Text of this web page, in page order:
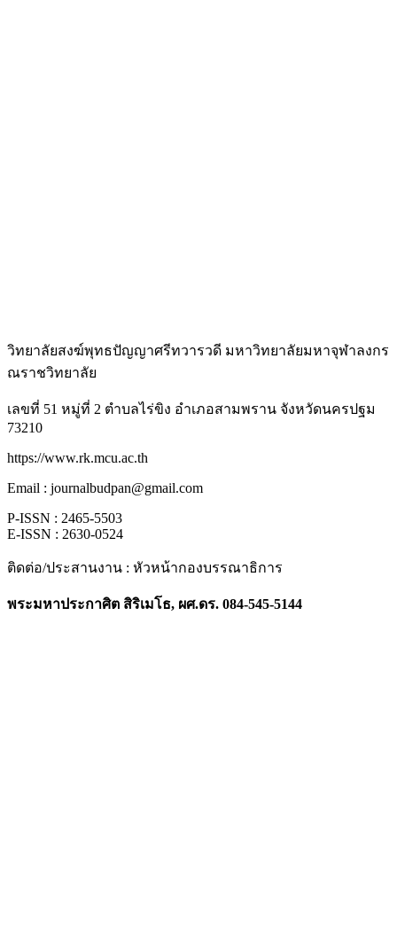
วิทยาลัยสงฆ์พุทธปัญญาศรีทวารวดี มหาวิทยาลัยมหาจุฬาลงกร
ณราชวิทยาลัย
เลขที่ 51 หมู่ที่ 2 ตำบลไร่ขิง อำเภอสามพราน จังหวัดนครปฐม
73210
https://www.rk.mcu.ac.th
Email : journalbudpan@gmail.com
P-ISSN : 2465-5503
E-ISSN : 2630-0524
ติดต่อ/ประสานงาน : หัวหน้ากองบรรณาธิการ
พระมหาประกาศิต สิริเมโธ, ผศ.ดร. 084-545-5144